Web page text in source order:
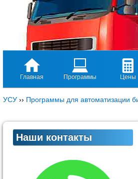
Главная Программы Цены
УСУ ›› Программы для автоматизации
Наши контакты